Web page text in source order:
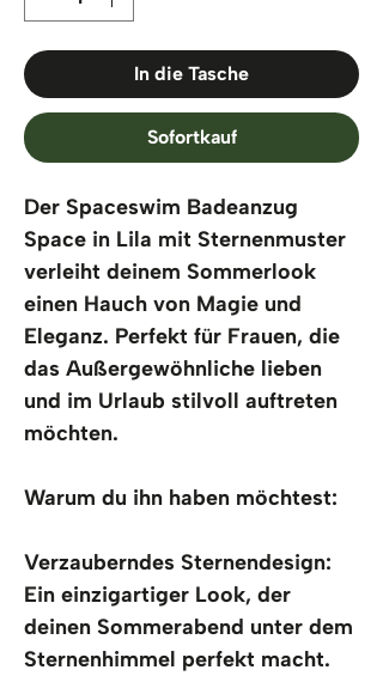
In die Tasche
Sofortkauf
Der Spaceswim Badeanzug
Space in Lila mit Sternenmuster
verleiht deinem Sommerlook
einen Hauch von Magie und
Eleganz. Perfekt für Frauen, die
das Außergewöhnliche lieben
und im Urlaub stilvoll auftreten
möchten.
Warum du ihn haben möchtest:
Verzauberndes Sternendesign:
Ein einzigartiger Look, der
deinen Sommerabend unter dem
Sternenhimmel perfekt macht.